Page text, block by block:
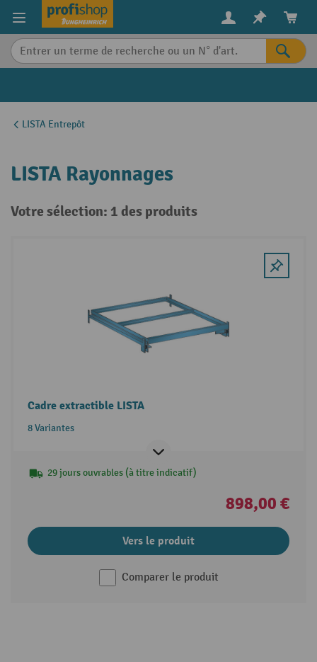
content
LISTA Entrepôt
LISTA Rayonnages
Votre sélection: 1 des produits
Cadre extractible LISTA
8 Variantes
29 jours ouvrables (à titre indicatif)
898,00 €
Vers le produit
Comparer le produit